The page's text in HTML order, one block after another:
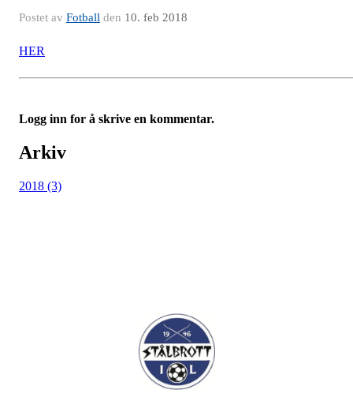
Postet av Fotball den 10. feb 2018
HER
Logg inn for å skrive en kommentar.
Arkiv
2018 (3)